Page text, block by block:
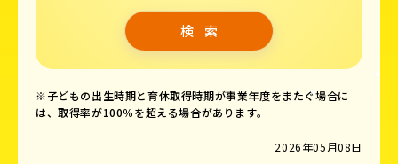
※子どもの出生時期と育休取得時期が事業年度をまたぐ場合に
は、取得率が100％を超える場合があります。
2026年05月08日